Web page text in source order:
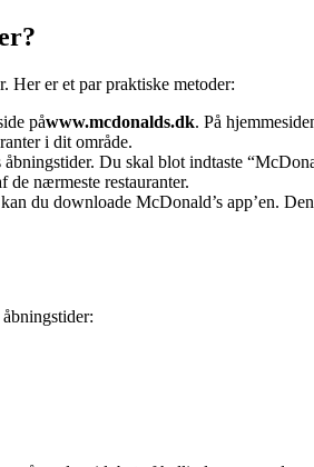
Her er et par praktiske metoder:
påwww.mcdonalds.dk. På
i dit område.
Du skal blot indtaste
de nærmeste restauranter.
du downloade McDonald’s app’en.